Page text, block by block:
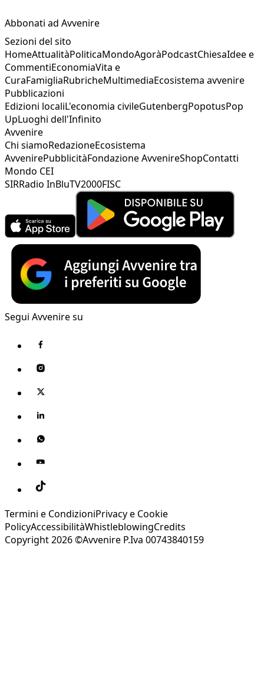
Abbonati ad Avvenire
Sezioni del sito
HomeAttualitàPoliticaMondoAgoràPodcastChiesaIdee e
CommentiEconomiaVita e
CuraFamigliaRubricheMultimediaEcosistema avvenire
Pubblicazioni
Edizioni localiL'economia civileGutenbergPopotusPop
UpLuoghi dell'Infinito
Avvenire
Chi siamoRedazioneEcosistema
AvvenirePubblicitàFondazione AvvenireShopContatti
Mondo CEI
SIRRadio InBluTV2000FISC
Segui Avvenire su
Termini e CondizioniPrivacy e Cookie
PolicyAccessibilitàWhistleblowingCredits
Copyright 2026 ©Avvenire P.Iva 00743840159